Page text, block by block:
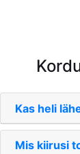
Kas heli
Mis kiirusi